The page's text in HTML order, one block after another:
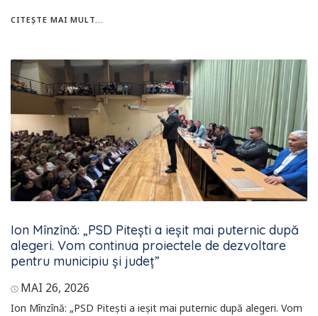
CITEȘTE MAI MULT...
Ion Mînzînă: „PSD Pitești a ieșit mai puternic după
alegeri. Vom continua proiectele de dezvoltare
pentru municipiu și județ”
MAI 26, 2026
Ion Mînzînă: „PSD Pitești a ieșit mai puternic după alegeri. Vom